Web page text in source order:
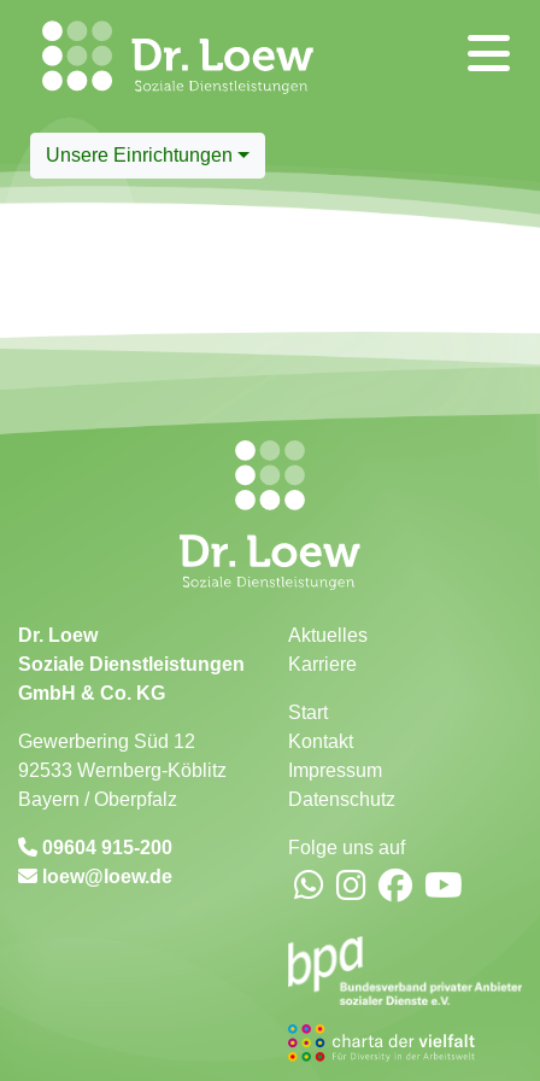
Unsere Einrichtungen
Dr. Loew
Soziale Dienstleistungen
GmbH & Co. KG
Gewerbering Süd 12
92533 Wernberg-Köblitz
Bayern / Oberpfalz
09604 915-200
loew
loew.de
Aktuelles
Karriere
Start
Kontakt
Impressum
Datenschutz
Folge uns auf